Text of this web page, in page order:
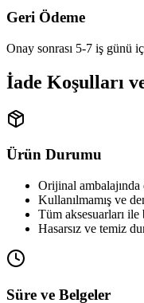
Geri Ödeme
Onay sonrası 5-7 iş günü
İade Koşulları
Ürün Durumu
Orijinal ambalajında
Kullanılmamış ve
Tüm aksesuarları
Hasarsız ve temiz
Süre ve Belgeler